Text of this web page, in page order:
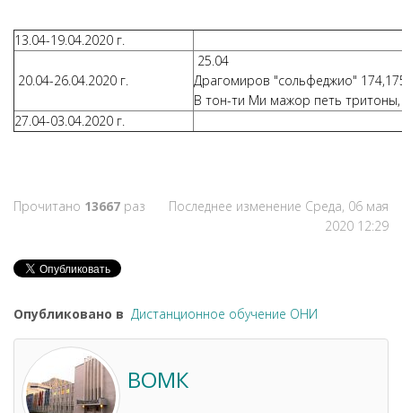
13.04-19.04.2020 г.
20.04-26.04.2020 г.
25.04
Драгомиров "сольфеджио"
В тон-ти Ми мажор петь
27.04-03.04.2020 г.
Прочитано 13667 раз
Последнее изменение Среда, 06 мая
2020 12:29
Опубликовано в Дистанционное обучение ОНИ
ВОМК